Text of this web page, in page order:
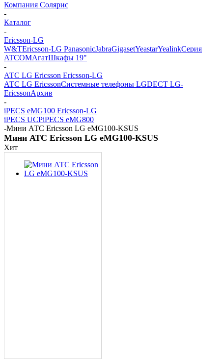
Компания Солярис
-
Каталог
-
Ericsson-LG
W&TEricsson-LG PanasonicJabraGigasetYeastarYealinkСерия
ATCOMАгатШкафы 19"
-
АТС LG Ericsson Ericsson-LG
АТС LG EricssonСистемные телефоны LGDECT LG-
EricssonАрхив
-
iPECS eMG100 Ericsson-LG
iPECS UCPiPECS eMG800
-Мини АТС Ericsson LG eMG100-KSUS
Мини АТС Ericsson LG eMG100-KSUS
Хит